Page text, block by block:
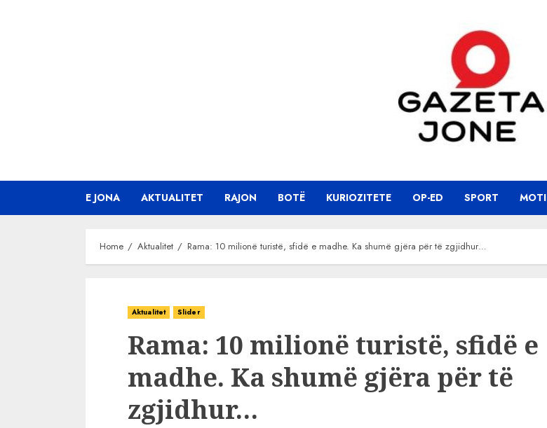
E JONA AKTUALITET RAJON BOTË KURIOZITETE OP-ED SPORT MOTI
Home Aktualitet Rama: 10 milionë turistë, sfidë e madhe. Ka shumë gjëra për të zgjidhur…
Aktualitet Slider
Rama: 10 milionë turistë, sfidë e
madhe. Ka shumë gjëra për të
zgjidhur…